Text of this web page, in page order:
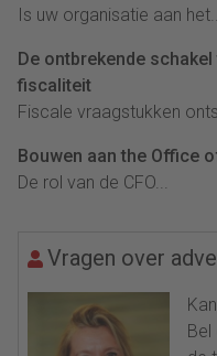
Is uw organisatie aan
De ontbrekende
fiscaliteit
Fiscale vraagstukken
Bouwen aan the Office
De rol van de CFO...
Vragen over